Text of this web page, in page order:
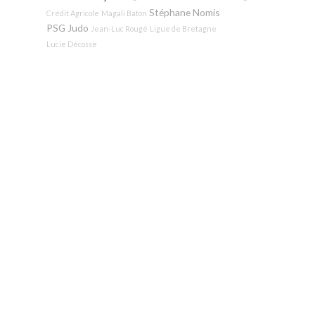
Crédit Agricole Magali Baton Stéphane Nomis
PSG Judo Jean-Luc Rougé Ligue de Bretagne
Lucie Décosse